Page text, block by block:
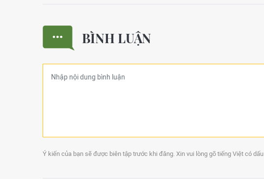
BÌNH LUẬN
Ý kiến của bạn sẽ được biên tập trước khi đăng. Xin vui lòng gõ tiếng Việt có dấu